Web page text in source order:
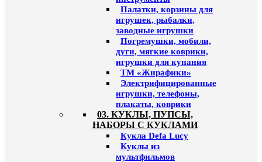
Палатки, корзины для
игрушек, рыбалки,
заводные игрушки
Погремушки, мобили,
дуги, мягкие коврики,
игрушки для купания
ТМ «Жирафики»
Электрифицированные
игрушки, телефоны,
плакаты, коврики
03. КУКЛЫ, ПУПСЫ,
НАБОРЫ С КУКЛАМИ
Кукла Defa Lucy
Куклы из
мультфильмов